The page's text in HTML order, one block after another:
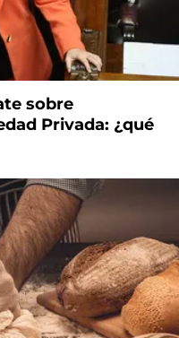
sobre
Privada: ¿qué